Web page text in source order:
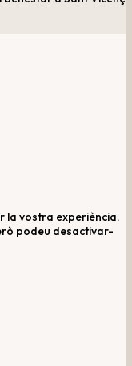
la vostra experiència.
podeu desactivar-